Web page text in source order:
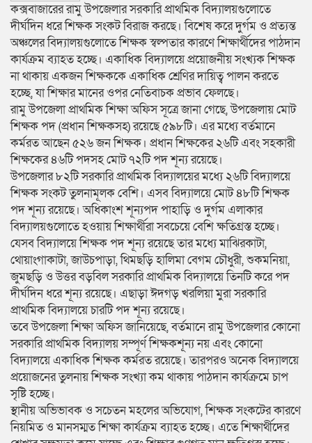
কক্সবাজারের রামু উপজেলার সরকারি প্রাথমিক বিদ্যালয়গুলোতে
দীর্ঘদিন ধরে শিক্ষক সংকট বিরাজ করছে। বিশেষ করে দুর্গম ও প্রত্যন্ত
অঞ্চলের বিদ্যালয়গুলোতে শিক্ষক স্বল্পতার কারণে শিক্ষার্থীদের পাঠদান
কার্যক্রম ব্যাহত হচ্ছে। একাধিক বিদ্যালয়ে প্রয়োজনীয় সংখ্যক শিক্ষক
না থাকায় একজন শিক্ষককে একাধিক শ্রেণির দায়িত্ব পালন করতে
হচ্ছে, যা শিক্ষার মানের ওপর নেতিবাচক প্রভাব ফেলছে।
রামু উপজেলা প্রাথমিক শিক্ষা অফিস সূত্রে জানা গেছে, উপজেলায় মোট
শিক্ষক পদ (প্রধান শিক্ষকসহ) রয়েছে ৫৯৮টি। এর মধ্যে বর্তমানে
কর্মরত আছেন ৫২৬ জন শিক্ষক। প্রধান শিক্ষকের ২৬টি এবং সহকারী
শিক্ষকের ৪৬টি পদসহ মোট ৭২টি পদ শূন্য রয়েছে।
উপজেলার ৮২টি সরকারি প্রাথমিক বিদ্যালয়ের মধ্যে ২৬টি বিদ্যালয়ে
শিক্ষক সংকট তুলনামূলক বেশি। এসব বিদ্যালয়ে মোট ৪৮টি শিক্ষক
পদ শূন্য রয়েছে। অধিকাংশ শূন্যপদ পাহাড়ি ও দুর্গম এলাকার
বিদ্যালয়গুলোতে হওয়ায় শিক্ষার্থীরা সবচেয়ে বেশি ক্ষতিগ্রস্ত হচ্ছে।
যেসব বিদ্যালয়ে শিক্ষক পদ শূন্য রয়েছে তার মধ্যে মাঝিরকাটা,
থোয়াংগাকাটা, জাউচপাড়া, থিমছড়ি হালিমা বেগম চৌধুরী, শুকমনিয়া,
জুমছড়ি ও উত্তর বড়বিল সরকারি প্রাথমিক বিদ্যালয়ে তিনটি করে পদ
দীর্ঘদিন ধরে শূন্য রয়েছে। এছাড়া ঈদগড় খরলিয়া মুরা সরকারি
প্রাথমিক বিদ্যালয়ে চারটি পদ শূন্য রয়েছে।
তবে উপজেলা শিক্ষা অফিস জানিয়েছে, বর্তমানে রামু উপজেলার কোনো
সরকারি প্রাথমিক বিদ্যালয় সম্পূর্ণ শিক্ষকশূন্য নয় এবং কোনো
বিদ্যালয়ে একাধিক শিক্ষক কর্মরত রয়েছে। তারপরও অনেক বিদ্যালয়ে
প্রয়োজনের তুলনায় শিক্ষক সংখ্যা কম থাকায় পাঠদান কার্যক্রমে চাপ
সৃষ্টি হচ্ছে।
স্থানীয় অভিভাবক ও সচেতন মহলের অভিযোগ, শিক্ষক সংকটের কারণে
নিয়মিত ও মানসম্মত শিক্ষা কার্যক্রম ব্যাহত হচ্ছে। এতে শিক্ষার্থীদের